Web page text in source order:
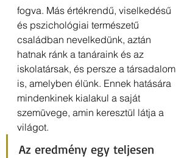
fogva. Más értékrendű, viselkedésű
és pszichológiai természetű
családban nevelkedünk, aztán
hatnak ránk a tanáraink és az
iskolatársak, és persze a társadalom
is, amelyben élünk. Ennek hatására
mindenkinek kialakul a saját
szemüvege, amin keresztül látja a
világot.
Az eredmény egy teljesen